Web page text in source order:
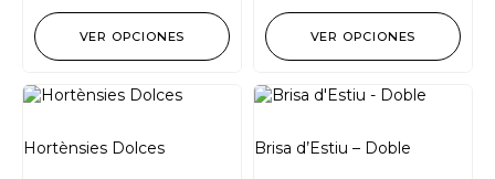
VER OPCIONES VER OPCIONES
Hortènsies Dolces Brisa d’Estiu – Doble